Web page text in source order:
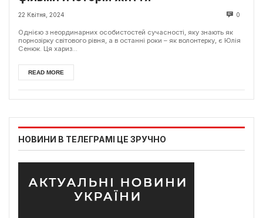
22 Квітня, 2024 0
Однією з неординарних особистостей сучасності, яку знають як
порнозірку світового рівня, а в останні роки – як волонтерку, є Юлія
Сенюк. Ця хариз...
READ MORE
НОВИНИ В ТЕЛЕГРАМІ ЦЕ ЗРУЧНО